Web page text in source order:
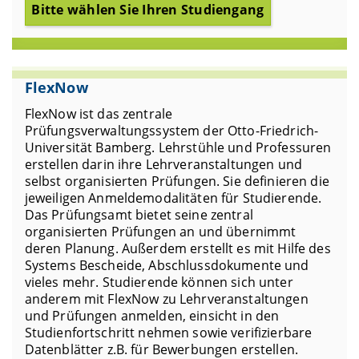
Bitte wählen Sie Ihren Studiengang
FlexNow
FlexNow ist das zentrale
Prüfungsverwaltungssystem der Otto-Friedrich-
Universität Bamberg. Lehrstühle und Professuren
erstellen darin ihre Lehrveranstaltungen und
selbst organisierten Prüfungen. Sie definieren die
jeweiligen Anmeldemodalitäten für Studierende.
Das Prüfungsamt bietet seine zentral
organisierten Prüfungen an und übernimmt
deren Planung. Außerdem erstellt es mit Hilfe des
Systems Bescheide, Abschlussdokumente und
vieles mehr. Studierende können sich unter
anderem mit FlexNow zu Lehrveranstaltungen
und Prüfungen anmelden, einsicht in den
Studienfortschritt nehmen sowie verifizierbare
Datenblätter z.B. für Bewerbungen erstellen.